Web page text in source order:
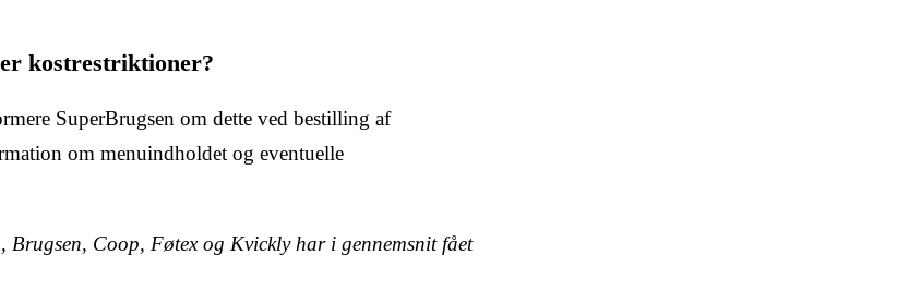
kostrestriktioner?
SuperBrugsen om dette ved bestilling af
om menuindholdet og eventuelle
Coop, Føtex og Kvickly har i gennemsnit fået